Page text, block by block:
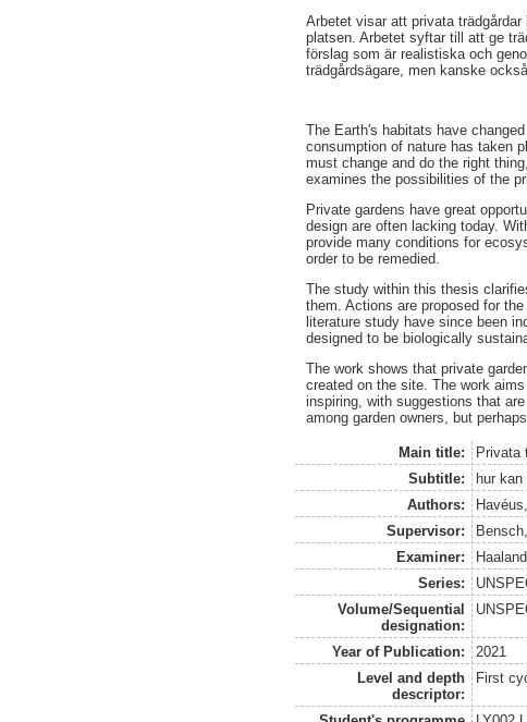
Arbetet visar att privata
platsen. Arbetet syftar till att ge
förslag som är realistiska och
trädgårdsägare, men kanske
The Earth's habitats have
consumption of nature has taken
must change and do the right
examines the possibilities of the
Private gardens have great
design are often lacking today.
provide many conditions for
order to be remedied.
The study within this thesis
them. Actions are proposed for
literature study have since been
designed to be biologically
The work shows that private
created on the site. The work
inspiring, with suggestions that
among garden owners, but
Main title:
Privata
Subtitle:
hur
Authors:
Supervisor:
Examiner:
Series:
Volume/Sequential
designation:
Year of Publication:
2021
Level and depth
descriptor:
First